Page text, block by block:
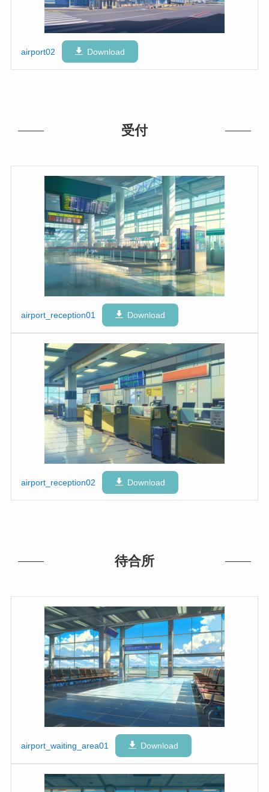
airport02 Download
受付
airport_reception01 Download
airport_reception02 Download
待合所
airport_waiting_area01 Download